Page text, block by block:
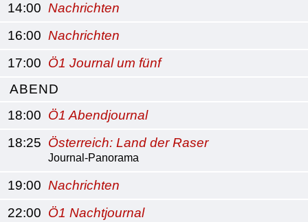
14:00 Nachrichten
16:00 Nachrichten
17:00 Ö1 Journal um fünf
ABEND
18:00 Ö1 Abendjournal
18:25 Österreich: Land der Raser
Journal-Panorama
19:00 Nachrichten
22:00 Ö1 Nachtjournal